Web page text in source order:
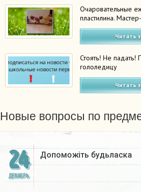
Очаровательные
пластилина.
Читать
Стоять! Не падать!
гололедицу
Читать
Новые вопросы по
24
ДЕКАБРЬ
Допоможіть будьласка